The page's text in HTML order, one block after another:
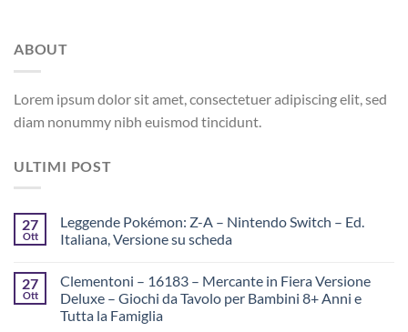
ABOUT
Lorem ipsum dolor sit amet, consectetuer adipiscing elit, sed
diam nonummy nibh euismod tincidunt.
ULTIMI POST
27
Ott
Leggende Pokémon: Z-A – Nintendo Switch – Ed.
Italiana, Versione su scheda
27
Ott
Clementoni – 16183 – Mercante in Fiera Versione
Deluxe – Giochi da Tavolo per Bambini 8+ Anni e
Tutta la Famiglia